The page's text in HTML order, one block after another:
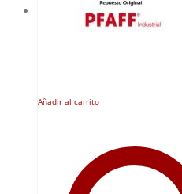
Añadir al carrito